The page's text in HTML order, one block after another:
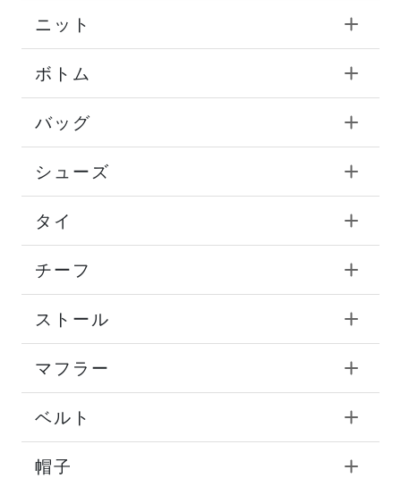
ニット
ボトム
バッグ
シューズ
タイ
チーフ
ストール
マフラー
ベルト
帽子